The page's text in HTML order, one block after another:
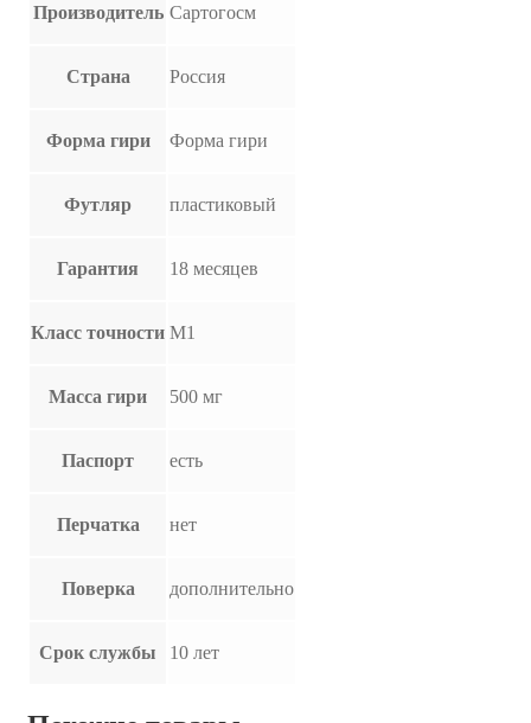
Производитель Сартогосм
Страна Россия
Форма гири Форма гири
Футляр пластиковый
Гарантия 18 месяцев
Класс точности M1
Масса гири 500 мг
Паспорт есть
Перчатка нет
Поверка дополнительно
Срок службы 10 лет